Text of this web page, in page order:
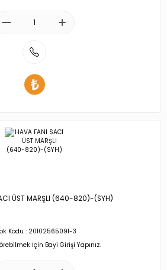
ÜST MARŞLI (640-820)-(SYH)
Kodu : 20102565091-3
İçin Bayi Girişi Yapınız.